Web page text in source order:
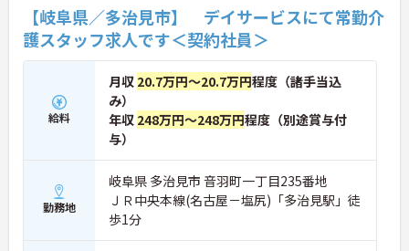
【岐阜県／多治見市】 デイサービスにて常勤介
護スタッフ求人です＜契約社員＞
給料
月収 20.7万円～20.7万円程度（諸手当込
み）
年収 248万円～248万円程度（別途賞与付
与）
勤務地
岐阜県 多治見市 音羽町一丁目235番地
ＪＲ中央本線(名古屋－塩尻)「多治見駅」徒
歩1分